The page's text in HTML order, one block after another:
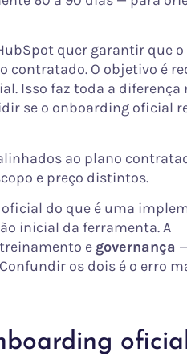
quer garantir que
O objetivo é
Isso faz toda a diferença
se o onboarding oficial
ao plano
e preço distintos.
do que é uma
inicial da ferramenta. A
e governança
os dois é o erro